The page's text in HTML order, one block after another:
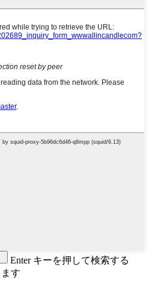
Enter キーを押して検索する
す